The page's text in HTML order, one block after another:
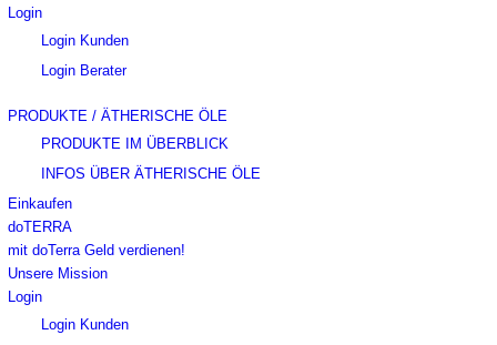
Login
Login Kunden
Login Berater
PRODUKTE / ÄTHERISCHE ÖLE
PRODUKTE IM ÜBERBLICK
INFOS ÜBER ÄTHERISCHE ÖLE
Einkaufen
doTERRA
mit doTerra Geld verdienen!
Unsere Mission
Login
Login Kunden